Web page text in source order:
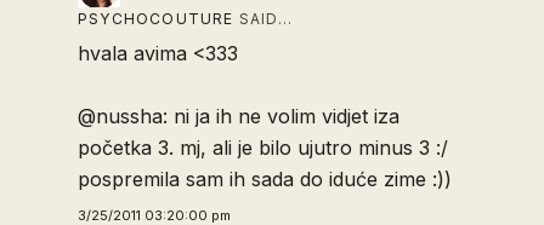
PSYCHOCOUTURE SAID…
hvala avima <333
@nussha: ni ja ih ne volim vidjet iza
početka 3. mj, ali je bilo ujutro minus 3 :/
pospremila sam ih sada do iduće zime :))
3/25/2011 03:20:00 pm